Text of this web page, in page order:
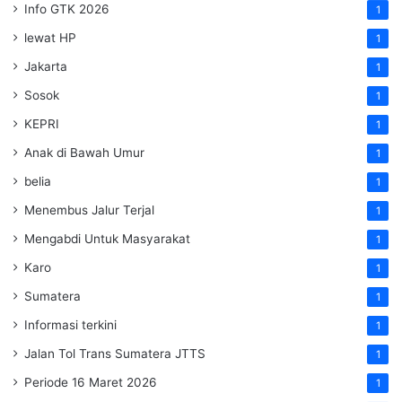
Info GTK 2026 1
lewat HP 1
Jakarta 1
Sosok 1
KEPRI 1
Anak di Bawah Umur 1
belia 1
Menembus Jalur Terjal 1
Mengabdi Untuk Masyarakat 1
Karo 1
Sumatera 1
Informasi terkini 1
Jalan Tol Trans Sumatera JTTS 1
Periode 16 Maret 2026 1